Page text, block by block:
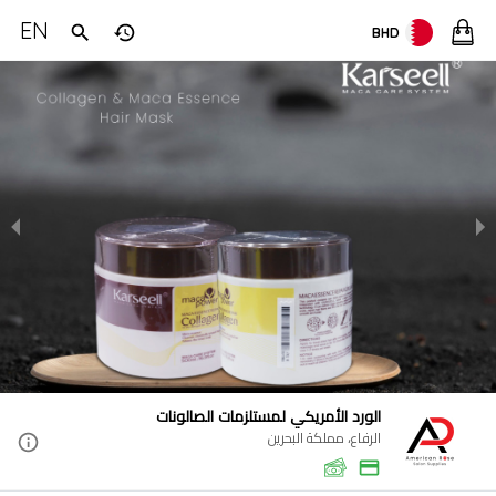
BHD
EN
الورد الأمريكي لمستلزمات الصالونات
الرفاع، مملكة البحرين